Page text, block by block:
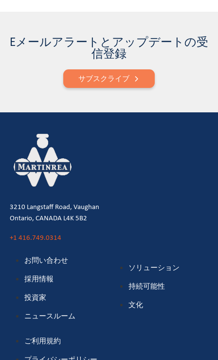
Eメールアラートとアップデートの受
信登録
サブスクライブ
3210 Langstaff Road, Vaughan
Ontario, CANADA L4K 5B2
+1 416.749.0314
お問い合わせ
採用情報
投資家
ニュースルーム
ソリューション
持続可能性
文化
ご利用規約